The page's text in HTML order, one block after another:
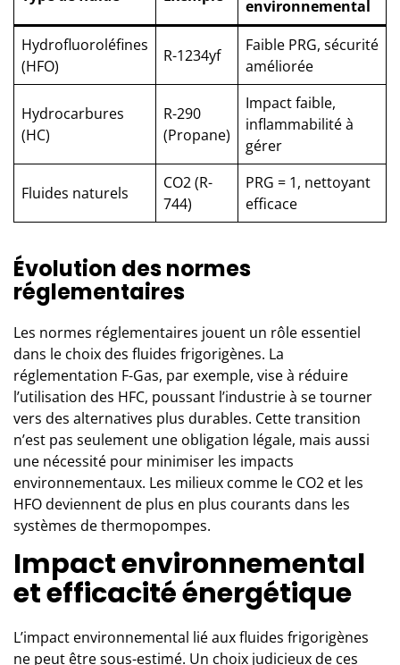
environnemental
Hydrofluoroléfines
(HFO)
R-1234yf
Faible PRG, sécurité
améliorée
Hydrocarbures
(HC)
R-290
(Propane)
Impact faible,
inflammabilité à
gérer
Fluides naturels
CO2 (R-
744)
PRG = 1, nettoyant
efficace
Évolution des normes
réglementaires
Les normes réglementaires jouent un rôle essentiel
dans le choix des fluides frigorigènes. La
réglementation F-Gas, par exemple, vise à réduire
l’utilisation des HFC, poussant l’industrie à se tourner
vers des alternatives plus durables. Cette transition
n’est pas seulement une obligation légale, mais aussi
une nécessité pour minimiser les impacts
environnementaux. Les milieux comme le CO2 et les
HFO deviennent de plus en plus courants dans les
systèmes de thermopompes.
Impact environnemental
et efficacité énergétique
L’impact environnemental lié aux fluides frigorigènes
ne peut être sous-estimé. Un choix judicieux de ces